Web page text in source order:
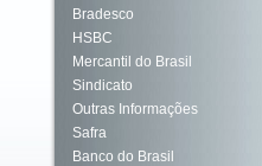
Bradesco
HSBC
Mercantil do Brasil
Sindicato
Outras Informações
Safra
Banco do Brasil